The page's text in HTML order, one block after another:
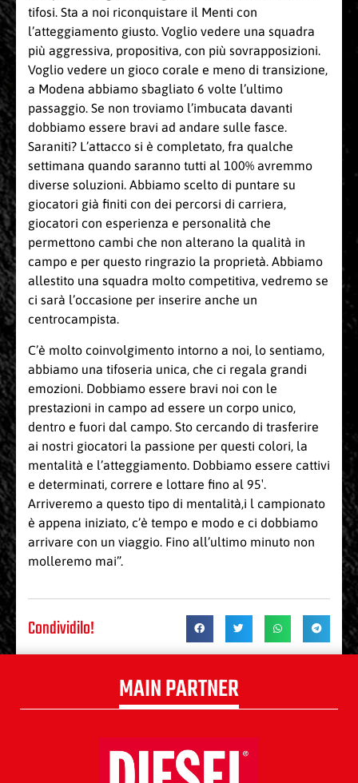
tifosi. Sta a noi riconquistare il Menti con
l’atteggiamento giusto. Voglio vedere una squadra
più aggressiva, propositiva, con più sovrapposizioni.
Voglio vedere un gioco corale e meno di transizione,
a Modena abbiamo sbagliato 6 volte l’ultimo
passaggio. Se non troviamo l’imbucata davanti
dobbiamo essere bravi ad andare sulle fasce.
Saraniti? L’attacco si è completato, fra qualche
settimana quando saranno tutti al 100% avremmo
diverse soluzioni. Abbiamo scelto di puntare su
giocatori già finiti con dei percorsi di carriera,
giocatori con esperienza e personalità che
permettono cambi che non alterano la qualità in
campo e per questo ringrazio la proprietà. Abbiamo
allestito una squadra molto competitiva, vedremo se
ci sarà l’occasione per inserire anche un
centrocampista.
C’è molto coinvolgimento intorno a noi, lo sentiamo,
abbiamo una tifoseria unica, che ci regala grandi
emozioni. Dobbiamo essere bravi noi con le
prestazioni in campo ad essere un corpo unico,
dentro e fuori dal campo. Sto cercando di trasferire
ai nostri giocatori la passione per questi colori, la
mentalità e l’atteggiamento. Dobbiamo essere cattivi
e determinati, correre e lottare fino al 95′.
Arriveremo a questo tipo di mentalità,i l campionato
è appena iniziato, c’è tempo e modo e ci dobbiamo
arrivare con un viaggio. Fino all’ultimo minuto non
molleremo mai”.
Condividilo!
MAIN PARTNER